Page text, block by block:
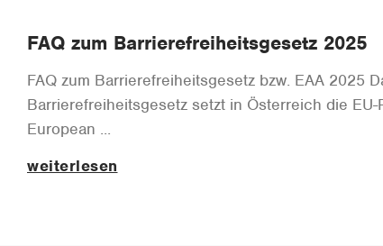
FAQ zum Barrierefreiheitsgesetz 2025
FAQ zum Barrierefreiheitsgesetz bzw. EAA 2025
Barrierefreiheitsgesetz setzt in Österreich die
European
weiterlesen